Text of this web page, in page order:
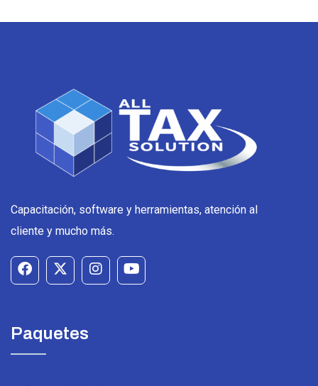
Capacitación, software y herramientas, atención al
cliente y mucho más.
Paquetes